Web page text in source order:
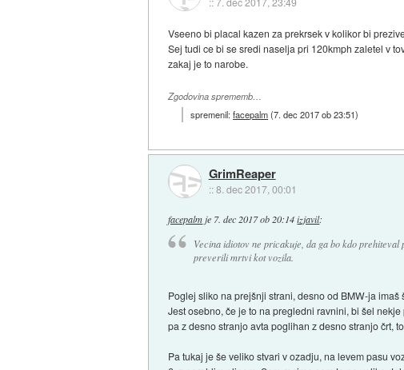
Vseeno bi placal kazen za prekrsek v kolikor bi
Sej tudi ce bi se sredi naselja pri 120kmph zaletel v
zakaj je to narobe.
Zgodovina sprememb…
spremenil:facepalm(7. dec 2017 ob 23:51)
GrimReaper
::8. dec 2017, 00:01
facepalmje 7. dec 2017 ob 20:14 izjavil:
Vecina idiotov ne pricakuje, da ga bo kdo prehiteval
preverili mrtvi kot vozila.
Poglej sliko na prejšnji strani, desno od BMW-ja
Jest osebno, če je to na pregledni ravnini, bi šel
pa z desno stranjo avta poglihan z desno stranjo črt,
Pa tukaj je še veliko stvari v ozadju, na levem pasu